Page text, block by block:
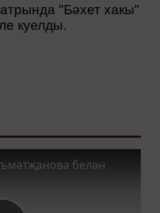
"Бәхет хакы"
куелды.
белән